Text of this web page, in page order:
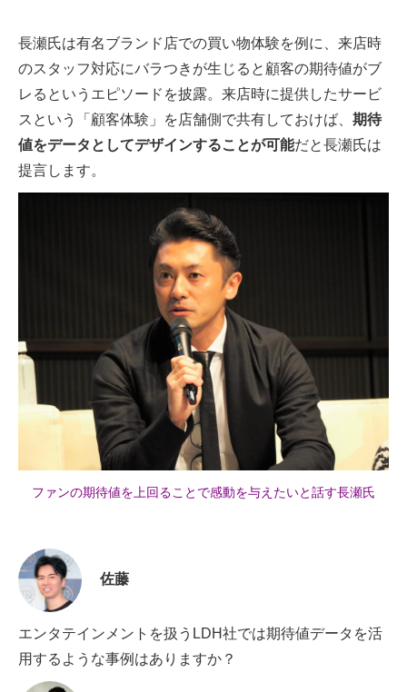
長瀬氏は有名ブランド店での買い物体験を例に、来店時
のスタッフ対応にバラつきが生じると顧客の期待値がブ
レるというエピソードを披露。来店時に提供したサービ
スという「顧客体験」を店舗側で共有しておけば、 期待
値をデータとしてデザインすることが可能だと長瀬氏は
提言します。
ファンの期待値を上回ることで感動を与えたいと話す長瀬氏
佐藤
エンタテインメントを扱うLDH社では期待値データを活
用するような事例はありますか？